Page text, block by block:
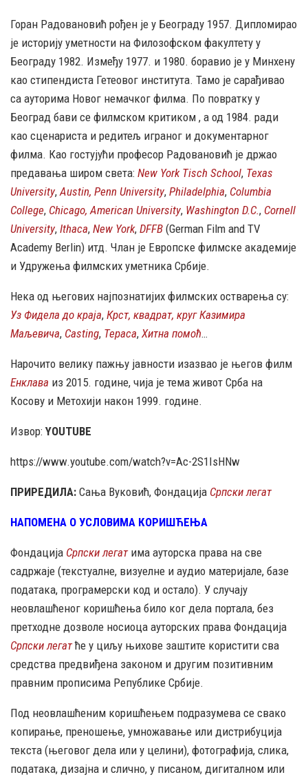
Горан Радовановић рођен је у Београду 1957. Дипломирао
je историју уметности на Филозофском факултету у
Београду 1982. Између 1977. и 1980. боравио је у Минхену
као стипендиста Гетеовог института. Тамо је сарађивао
са ауторима Новог немачког филма. По повратку у
Београд бави се филмском критиком , а од 1984. ради
као сценариста и редитељ играног и документарног
филма. Као гостујући професор Радовановић је држао
предавања широм света: New York Tisch School, Texas
University,Austin, Penn University, Philadelphia, Columbia
College, Chicago, American University, Washington D.C., Cornell
University, Ithaca, New York, DFFB (German Film and TV
Academy Berlin) итд. Члан је Европске филмске академије
и Удружења филмских уметника Србије.
Нека од његових најпознатијих филмских остварења су:
Уз Фидела до краја, Крст, квадрат, круг Казимира
Маљевича, Casting, Тераса, Хитна помоћ…
Нарочито велику пажњу јавности изазвао је његов филм
Енклава из 2015. године, чија је тема живот Срба на
Косову и Метохији након 1999. године.
Извор: YOUTUBE
https://www.youtube.com/watch?v=Ac-2S1IsHNw
ПРИРЕДИЛА: Сања Вуковић, Фондација Српски легат
НАПОМЕНА О УСЛОВИМА КОРИШЋЕЊА
Фондација Српски легатима ауторска права на све
садржаје (текстуалне, визуелне и аудио материјале, базе
података, програмерски код и остало). У случају
неовлашћеног коришћења било ког дела портала, без
претходне дозволе носиоца ауторских права Фондација
Српски легатће у циљу њихове заштите користити сва
средства предвиђена законом и другим позитивним
правним прописима Републике Србије.
Под неовлашћеним коришћењем подразумева се свако
копирање, преношење, умножавање или дистрибуција
текста (његовог дела или у целини), фотографија, слика,
података, дизајна и слично, у писаном, дигиталном или